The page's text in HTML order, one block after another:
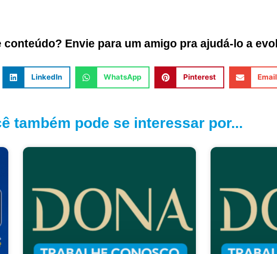
conteúdo? Envie para um amigo pra ajudá-lo a
LinkedIn WhatsApp Pinterest Email
também pode se interessar por...